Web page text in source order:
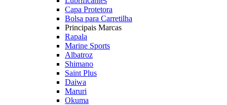
Capa Protetora
Bolsa para Carretilha
Principais Marcas
Rapala
Marine Sports
Albatroz
Shimano
Saint Plus
Daiwa
Maruri
Okuma